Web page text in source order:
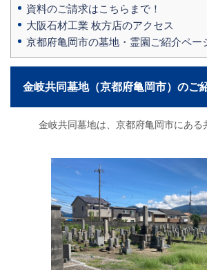
資料のご請求はこちらまで！
大阪石材工業 枚方店のアクセス
京都府亀岡市の墓地・霊園ご紹介ペー
金岐共同墓地（京都府亀岡市）のご紹
金岐共同墓地は、京都府亀岡市にある